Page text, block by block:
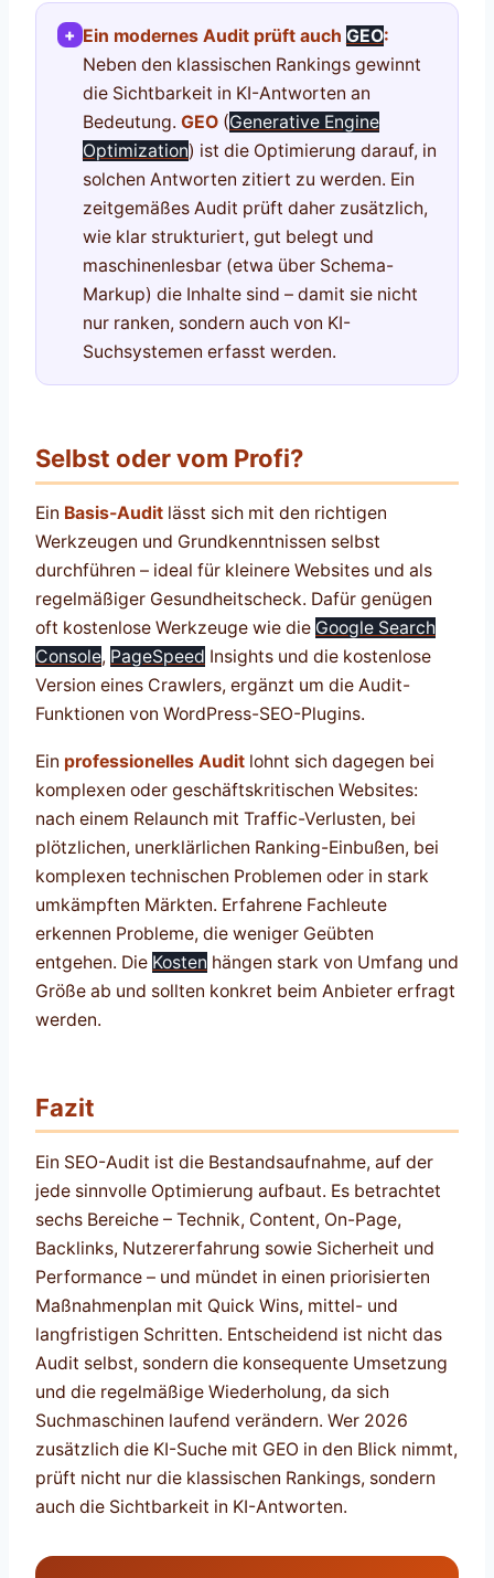
+ Ein modernes Audit prüft auch GEO:
Neben den klassischen Rankings gewinnt
die Sichtbarkeit in KI-Antworten an
Bedeutung. GEO(Generative Engine
Optimization) ist die Optimierung darauf, in
solchen Antworten zitiert zu werden. Ein
zeitgemäßes Audit prüft daher zusätzlich,
wie klar strukturiert, gut belegt und
maschinenlesbar (etwa über Schema-
Markup) die Inhalte sind – damit sie nicht
nur ranken, sondern auch von KI-
Suchsystemen erfasst werden.
Selbst oder vom Profi?
Ein Basis-Audit lässt sich mit den richtigen
Werkzeugen und Grundkenntnissen selbst
durchführen – ideal für kleinere Websites und als
regelmäßiger Gesundheitscheck. Dafür genügen
oft kostenlose Werkzeuge wie die Google Search
Console, PageSpeed Insights und die kostenlose
Version eines Crawlers, ergänzt um die Audit-
Funktionen von WordPress-SEO-Plugins.
Ein professionelles Audit lohnt sich dagegen bei
komplexen oder geschäftskritischen Websites:
nach einem Relaunch mit Traffic-Verlusten, bei
plötzlichen, unerklärlichen Ranking-Einbußen, bei
komplexen technischen Problemen oder in stark
umkämpften Märkten. Erfahrene Fachleute
erkennen Probleme, die weniger Geübten
entgehen. Die Kosten hängen stark von Umfang und
Größe ab und sollten konkret beim Anbieter erfragt
werden.
Fazit
Ein SEO-Audit ist die Bestandsaufnahme, auf der
jede sinnvolle Optimierung aufbaut. Es betrachtet
sechs Bereiche – Technik, Content, On-Page,
Backlinks, Nutzererfahrung sowie Sicherheit und
Performance – und mündet in einen priorisierten
Maßnahmenplan mit Quick Wins, mittel- und
langfristigen Schritten. Entscheidend ist nicht das
Audit selbst, sondern die konsequente Umsetzung
und die regelmäßige Wiederholung, da sich
Suchmaschinen laufend verändern. Wer 2026
zusätzlich die KI-Suche mit GEO in den Blick nimmt,
prüft nicht nur die klassischen Rankings, sondern
auch die Sichtbarkeit in KI-Antworten.